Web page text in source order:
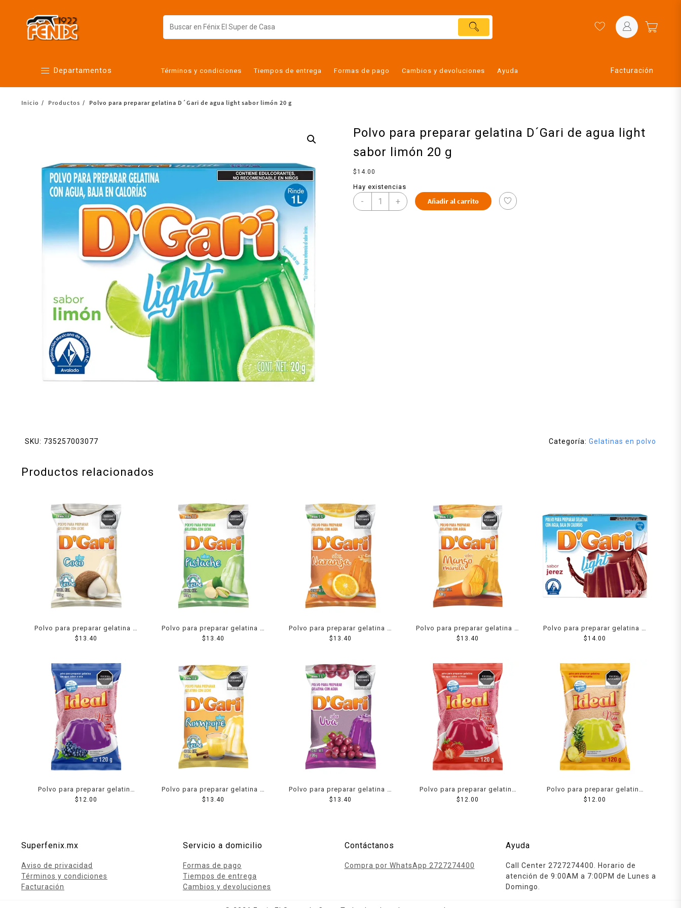
Departamentos
Alimentos
Botanas y bebidas
Cuidado de la ropa
Cuidado personal
Lácteos
Limpieza del hogar
Preciasos
Salchichonería
Términos y condiciones Tiempos de entrega Formas de pago Cambios y devoluciones Ayuda Facturación
Inicio Productos Polvo para preparar gelatina D´Gari de agua light sabor limón 20 g
Polvo para preparar gelatina D´Gari de agua light
sabor limón 20 g
$ 14.00
Hay existencias
- + Añadir al carrito
SKU: 735257003077 Categoría: Gelatinas en polvo
Productos relacionados
Polvo para preparar gelatina D
´Gari de leche sabor coco 120
$13.40
Polvo para preparar gelatina D
´Gari de leche sabor pistache
$13.40
Polvo para preparar gelatina D
´Gari de agua sabor naranja
$13.40
Polvo para preparar gelatina D
´Gari de agua sabor mango
$13.40
Polvo para preparar gelatina D
´Gari de agua light sabor jerez
$14.00
Polvo para preparar gelatina
Ideal de agua sabor uva 120 g
$12.00
Polvo para preparar gelatina D
´Gari de leche sabor rompope
$13.40
Polvo para preparar gelatina D
´Gari de agua sabor uva 120 g
$13.40
Polvo para preparar gelatina
Ideal de agua sabor fresa 120
$12.00
Polvo para preparar gelatina
Ideal de agua sabor piña 120
$12.00
Superfenix.mx
Aviso de privacidad
Términos y condiciones
Facturación
Servicio a domicilio
Formas de pago
Tiempos de entrega
Cambios y devoluciones
Contáctanos
Compra por WhatsApp 2727274400
Ayuda
Call Center 2727274400. Horario de
atención de 9:00AM a 7:00PM de Lunes a
Domingo.